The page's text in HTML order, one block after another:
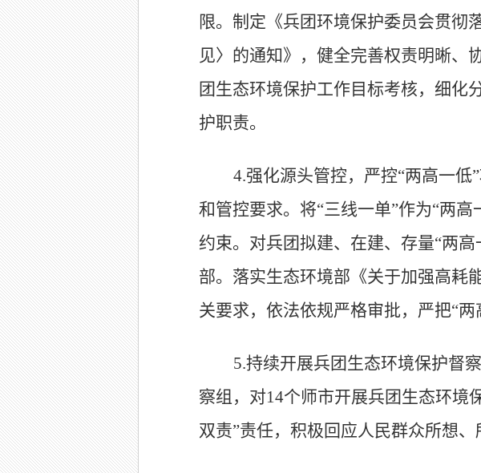
限。制定《兵团环境保护委员会贯彻
见〉的通知》，健全完善权责明晰、
团生态环境保护工作目标考核，细化
护职责。
4.强化源头管控，严控“两高一低”
和管控要求。将“三线一单”作为“两高
约束。对兵团拟建、在建、存量“两高
部。落实生态环境部《关于加强高耗
关要求，依法依规严格审批，严把“两
5.持续开展兵团生态环境保护督
察组，对14个师市开展兵团生态环境
双责”责任，积极回应人民群众所想、